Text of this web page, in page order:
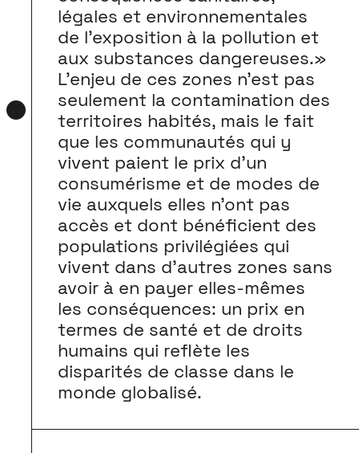
légales et environnementales
de l’exposition à la pollution et
aux substances dangereuses.»
L’enjeu de ces zones n’est pas
seulement la contamination des
territoires habités, mais le fait
que les communautés qui y
vivent paient le prix d’un
consumérisme et de modes de
vie auxquels elles n’ont pas
accès et dont bénéficient des
populations privilégiées qui
vivent dans d’autres zones sans
avoir à en payer elles-mêmes
les conséquences: un prix en
termes de santé et de droits
humains qui reflète les
disparités de classe dans le
monde globalisé.